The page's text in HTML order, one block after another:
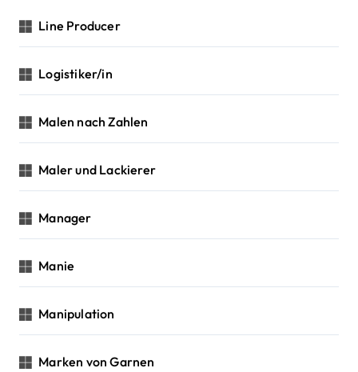
Line Producer
Logistiker/in
Malen nach Zahlen
Maler und Lackierer
Manager
Manie
Manipulation
Marken von Garnen